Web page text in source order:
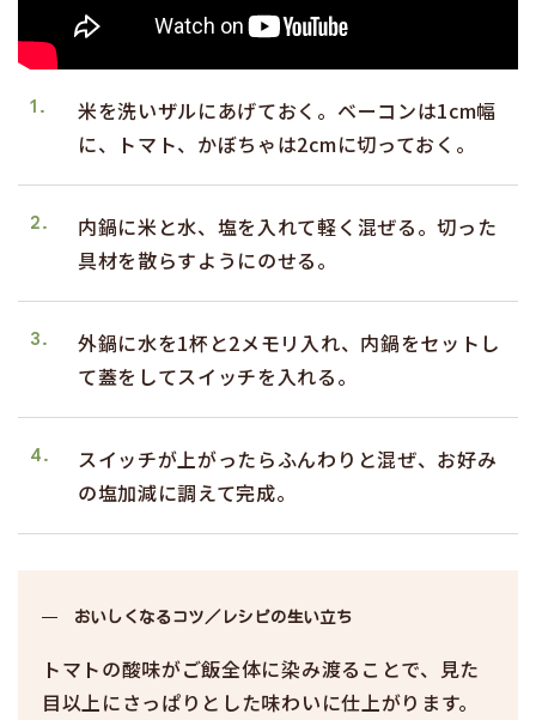
1.
米を洗いザルにあげておく。ベーコンは1cm幅
に、トマト、かぼちゃは2cmに切っておく。
2.
内鍋に米と水、塩を入れて軽く混ぜる。切った
具材を散らすようにのせる。
3.
外鍋に水を1杯と2メモリ入れ、内鍋をセットし
て蓋をしてスイッチを入れる。
4.
スイッチが上がったらふんわりと混ぜ、お好み
の塩加減に調えて完成。
おいしくなるコツ／レシピの生い立ち
トマトの酸味がご飯全体に染み渡ることで、見た
目以上にさっぱりとした味わいに仕上がります。